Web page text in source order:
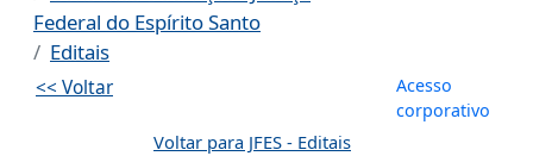
Federal do Espírito Santo
Editais
<< Voltar Menu de
Acesso
corporativo
Voltar para JFES - Editais